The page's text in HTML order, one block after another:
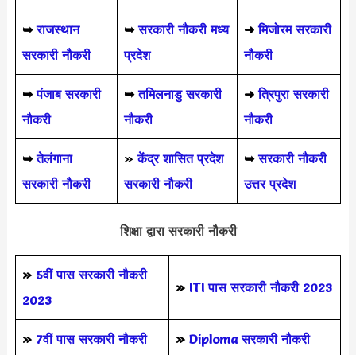
➥ राजस्थान
सरकारी नौकरी
➥सरकारी नौकरी मध्य
प्रदेश
➜मिजोरम सरकारी
नौकरी
➥ पंजाब सरकारी
नौकरी
➥ तमिलनाडु सरकारी
नौकरी
➜ त्रिपुरा सरकारी
नौकरी
➥तेलंगाना
सरकारी नौकरी
»केंद्र शासित प्रदेश
सरकारी नौकरी
➥ सरकारी नौकरी
उत्तर प्रदेश
शिक्षा द्वारा सरकारी नौकरी
» 5वीं पास सरकारी नौकरी
2023
» ITI पास सरकारी नौकरी 2023
» 7वीं पास सरकारी नौकरी
» Diploma सरकारी नौकरी